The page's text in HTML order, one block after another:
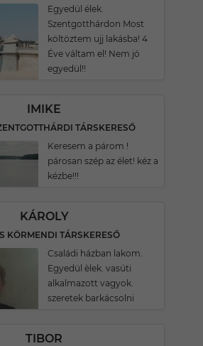
Egyedül élek.
Szentgotthárdon Most
költöztem ujj lakásba! 4
Éve váltam el! Nem jó
egyedül!!
IMIKE
TÁRSKERESŐ
Keresem a párom !
párosan szép az élet! kéz a
kézbe!!!
KÁROLY
KÖRMENDI TÁRSKERESŐ
Családi házban lakom.
Egyedül èlek. vasúti
alkalmazott vagyok.
szeretek barkácsolni
TIBOR